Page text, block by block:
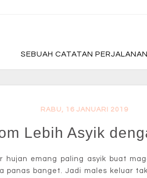
SEBUAH CATATAN PERJALANAN
RABU, 16 JANUARI 2019
Lebih Asyik
emang paling asyik buat
banget. Jadi males keluar